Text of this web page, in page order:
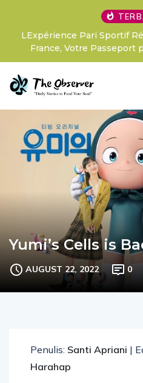
LExpérience Pari Sportif
France, Votre Passeport
Yumi’s Cells is
AUGUST 22, 2022 0
Penulis: Santi Apriani |
Harahap